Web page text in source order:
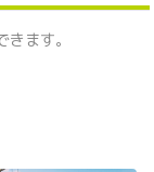
ます。